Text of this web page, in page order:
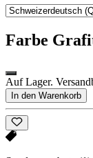
Farbe
Auf Lager.
In den Warenkorb